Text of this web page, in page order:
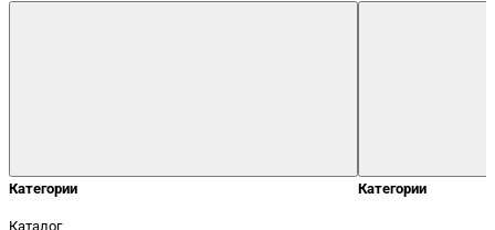
Категории Категории
Каталог